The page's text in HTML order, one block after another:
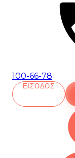
100-66-78
ΕΊΣΟΔΟΣ